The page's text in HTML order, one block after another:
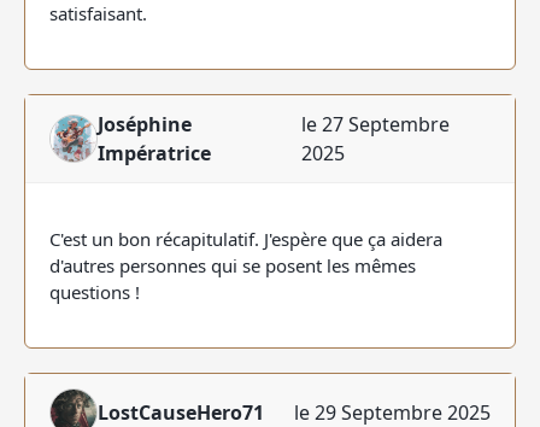
satisfaisant.
Joséphine
Impératrice
le 27 Septembre
2025
C'est un bon récapitulatif. J'espère que ça aidera
d'autres personnes qui se posent les mêmes
questions !
LostCauseHero71 le 29 Septembre 2025